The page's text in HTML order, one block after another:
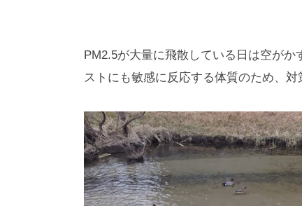
PM2.5が大量に飛散している日は空が
ストにも敏感に反応する体質のため、対